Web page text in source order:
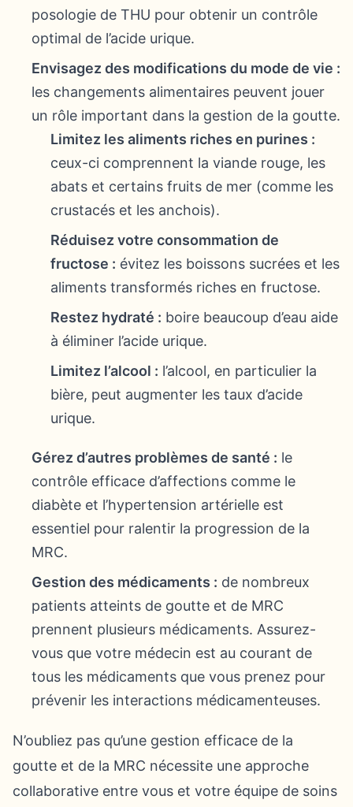
posologie de THU pour obtenir un contrôle
optimal de l’acide urique.
Envisagez des modifications du mode de vie :
les changements alimentaires peuvent jouer
un rôle important dans la gestion de la goutte.
Limitez les aliments riches en purines :
ceux-ci comprennent la viande rouge, les
abats et certains fruits de mer (comme les
crustacés et les anchois).
Réduisez votre consommation de
fructose : évitez les boissons sucrées et les
aliments transformés riches en fructose.
Restez hydraté : boire beaucoup d’eau aide
à éliminer l’acide urique.
Limitez l’alcool : l’alcool, en particulier la
bière, peut augmenter les taux d’acide
urique.
Gérez d’autres problèmes de santé : le
contrôle efficace d’affections comme le
diabète et l’hypertension artérielle est
essentiel pour ralentir la progression de la
MRC.
Gestion des médicaments : de nombreux
patients atteints de goutte et de MRC
prennent plusieurs médicaments. Assurez-
vous que votre médecin est au courant de
tous les médicaments que vous prenez pour
prévenir les interactions médicamenteuses.
N’oubliez pas qu’une gestion efficace de la
goutte et de la MRC nécessite une approche
collaborative entre vous et votre équipe de soins